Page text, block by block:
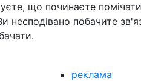
що починаєте
несподівано побачите
реклама